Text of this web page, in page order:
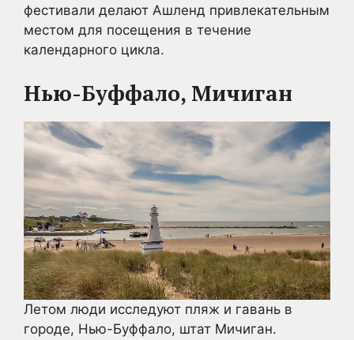
фестивали делают Ашленд привлекательным
местом для посещения в течение
календарного цикла.
Нью-Буффало, Мичиган
Летом люди исследуют пляж и гавань в
городе, Нью-Буффало, штат Мичиган.